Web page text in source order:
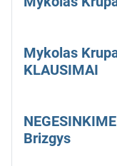
Mykolas
KLAUSIMAI
Brizgys